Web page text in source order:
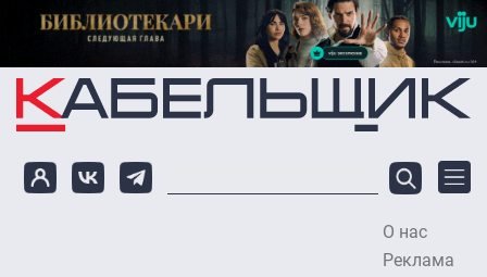
Перейти к основному содержанию
О нас
Реклама